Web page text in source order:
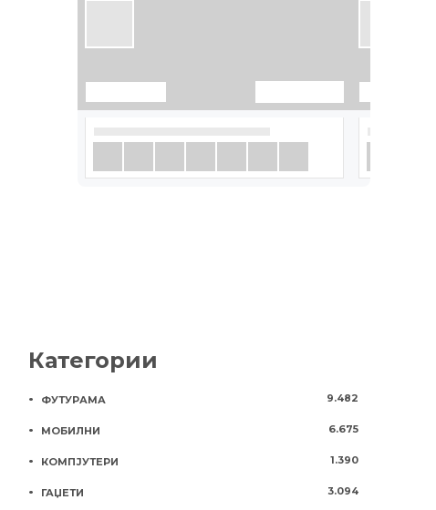
Категории
ФУТУРАМА 9.482
МОБИЛНИ 6.675
КОМПЈУТЕРИ 1.390
ГАЏЕТИ 3.094